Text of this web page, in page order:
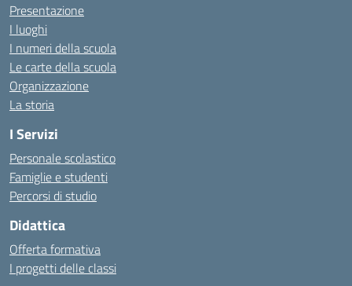
Presentazione
I luoghi
I numeri della scuola
Le carte della scuola
Organizzazione
La storia
I Servizi
Personale scolastico
Famiglie e studenti
Percorsi di studio
Didattica
Offerta formativa
I progetti delle classi